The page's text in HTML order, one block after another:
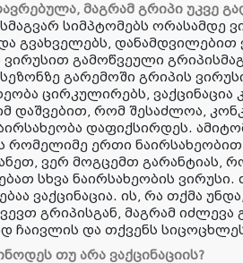
მაგრამ გრიპი უკვე
სიმპტომებს ორასამდე
გვახველებს, დანამდვილებით
ვირუსით გამოწვეული
გარემოში გრიპის
ცირკულირებს, ვაქცინაცია
დაშვებით, რომ შესაძლოა,
დაფიქსირდეს.
რომელიმე ერთი
ვერ მოგცემთ გარანტიას,
სხვა ნაირსახეობის
ვაქცინაცია. ის, რა თქმა
გრიპისგან, მაგრამ
ჩაივლის და თქვენს
თუ არა ვაქცინაციის?